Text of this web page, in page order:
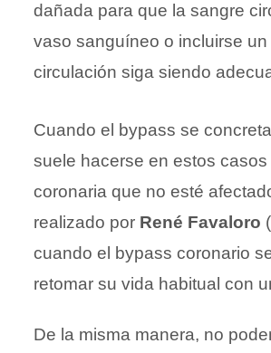
dañada para que la sangre
vaso sanguíneo o incluirse
circulación siga siendo
Cuando el bypass se
suele hacerse en estos
coronaria que no esté
realizado por René Favaloro (
cuando el bypass coronario
retomar su vida habitual con
De la misma manera, no